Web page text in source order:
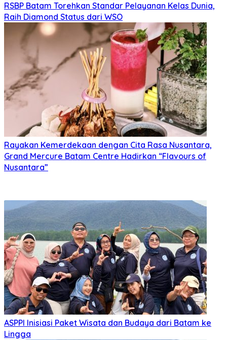
RSBP Batam Torehkan Standar Pelayanan Kelas Dunia,
Raih Diamond Status dari WSO
Rayakan Kemerdekaan dengan Cita Rasa Nusantara,
Grand Mercure Batam Centre Hadirkan “Flavours of
Nusantara”
ASPPI Inisiasi Paket Wisata dan Budaya dari Batam ke
Lingga